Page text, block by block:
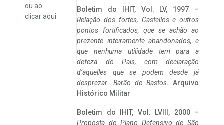
ou ao
clicaraqui
Boletim do IHIT, Vol. LV, 1997 –
Relação dos fortes, Castellos e outros
pontos fortificados, que se achão ao
prezente inteiramente abandonados, e
que nenhuma utilidade tem para a
defeza do Pais, com declaração
d’aquelles que se podem desde já
desprezar. Barão de Bastos. Arquivo
Histórico Militar
Boletim do IHIT, Vol. LVIII, 2000 –
Proposta de Plano Defensivo de São